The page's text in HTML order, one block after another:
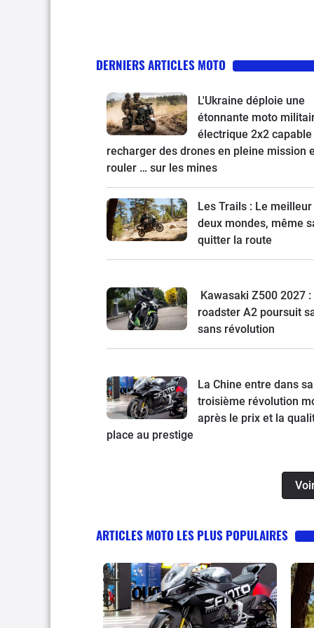
DERNIERS ARTICLES MOTO
L'Ukraine déploie une
étonnante moto
électrique 2x2 capable
recharger des drones en pleine mission
rouler … sur les mines
Les Trails : Le
deux mondes, même
quitter la route
Kawasaki Z500 2027 :
roadster A2 poursuit
sans révolution
La Chine entre dans sa
troisième révolution
après le prix et la
place au prestige
ARTICLES MOTO LES PLUS POPULAIRES